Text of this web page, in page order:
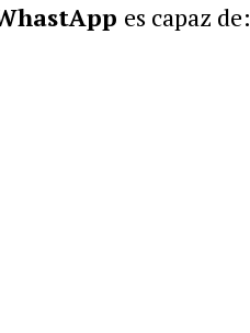
es capaz de: